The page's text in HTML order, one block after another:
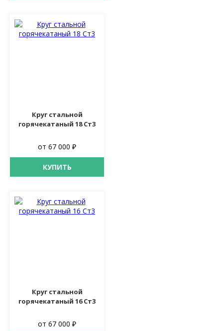
Круг стальной
горячекатаный 18 Ст3
от 67 000 ₽
КУПИТЬ
Круг стальной
горячекатаный 16 Ст3
от 67 000 ₽